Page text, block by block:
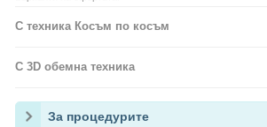
С техника Косъм по косъм
С 3D обемна техника
За процедурите